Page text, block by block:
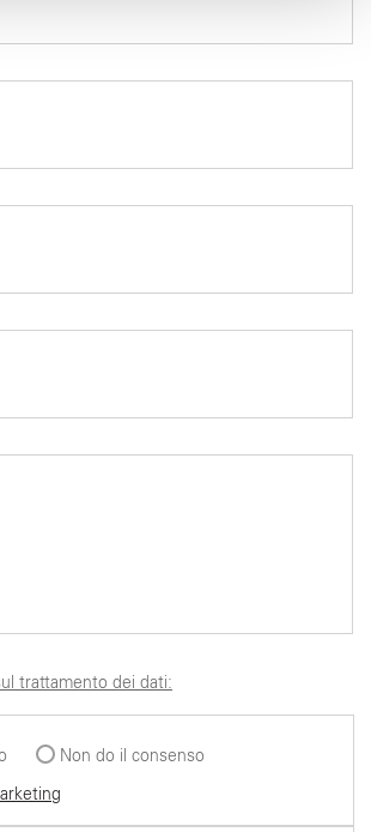
che ha fornito loro o che hanno
trattamento dei dati:
Non do il consenso